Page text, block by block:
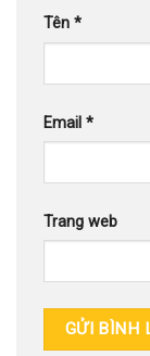
Tên *
Email *
Trang web